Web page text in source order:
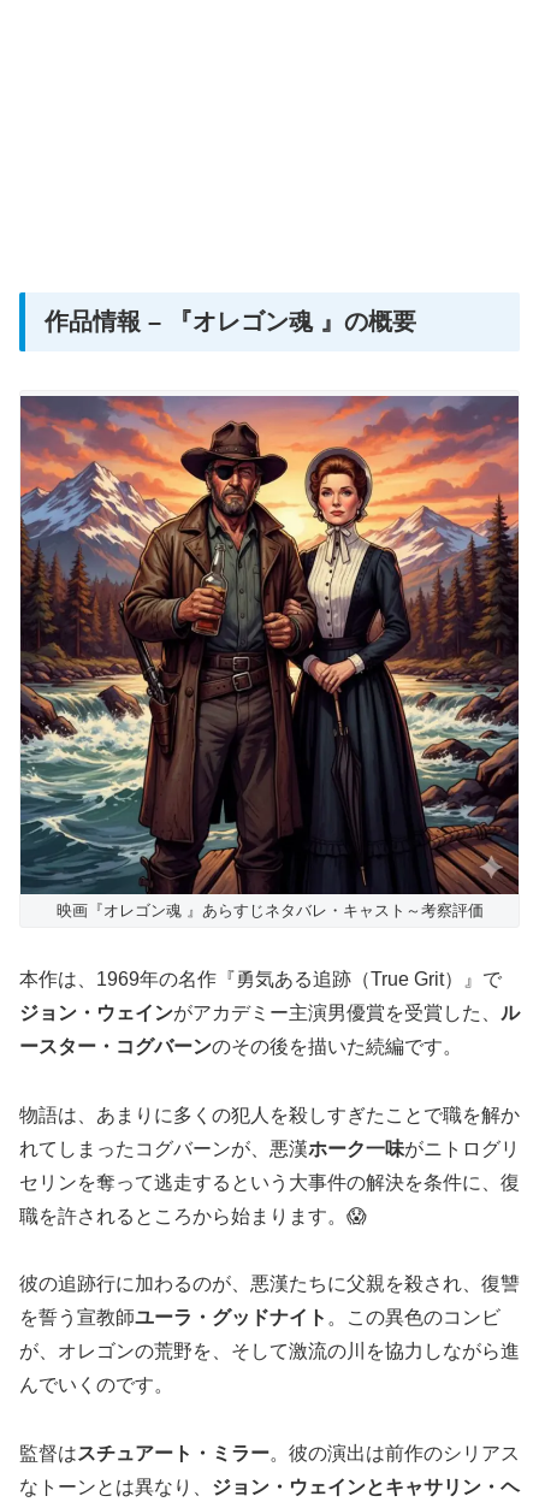
作品情報 – 『オレゴン魂 』の概要
映画『オレゴン魂 』あらすじネタバレ・キャスト～考察評価
本作は、1969年の名作『勇気ある追跡（True Grit）』で
ジョン・ウェインがアカデミー主演男優賞を受賞した、 ル
ースター・コグバーンのその後を描いた続編です。
物語は、あまりに多くの犯人を殺しすぎたことで職を解か
れてしまったコグバーンが、悪漢ホーク一味がニトログリ
セリンを奪って逃走するという大事件の解決を条件に、復
職を許されるところから始まります。😱
彼の追跡行に加わるのが、悪漢たちに父親を殺され、復讐
を誓う宣教師ユーラ・グッドナイト 。この異色のコンビ
が、オレゴンの荒野を、そして激流の川を協力しながら進
んでいくのです。
監督はスチュアート・ミラー。彼の演出は前作のシリアス
なトーンとは異なり、 ジョン・ウェインとキャサリン・ヘ